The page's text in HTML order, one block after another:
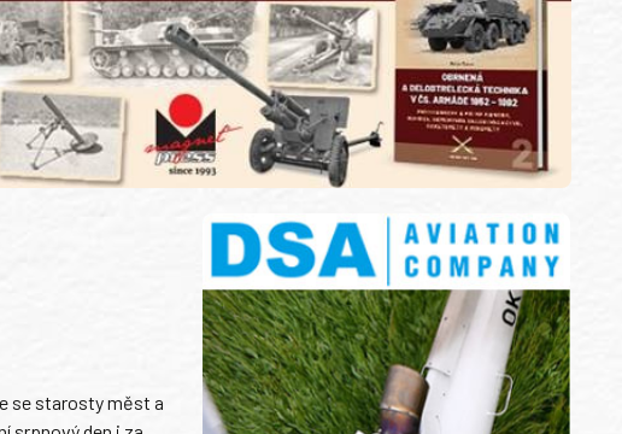
se starosty měst a